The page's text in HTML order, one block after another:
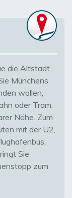
die Altstadt
Münchens
wollen,
oder Tram.
Nähe. Zum
mit der U2,
Sie
zum